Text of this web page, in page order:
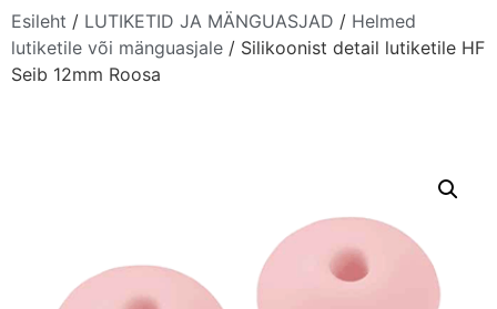
Esileht / LUTIKETID JA MÄNGUASJAD / Helmed
lutiketile või mänguasjale / Silikoonist detail lutiketile HF
Seib 12mm Roosa